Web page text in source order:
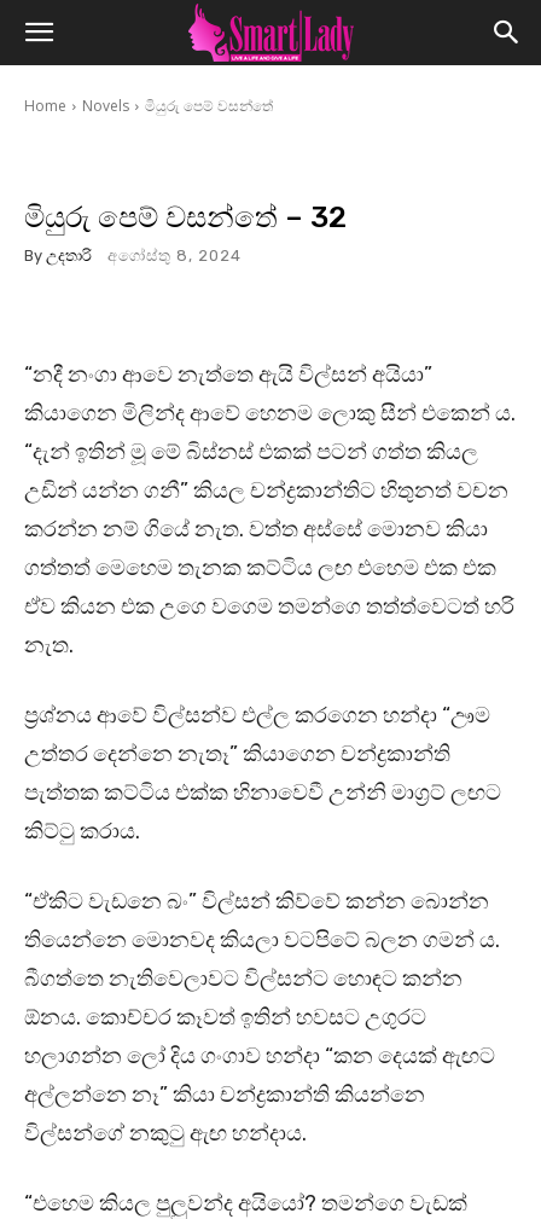
Home Novels මියුරු පෙම් වසන්තේ
මියුරු පෙම් වසන්තේ – 32
By උදතාරි අගෝස්තු 8, 2024
“නදී නංගා ආවෙ නැත්තෙ ඇයි විල්සන් අයියා”
කියාගෙන මිලින්ද ආවේ හෙනම ලොකු සීන් එකෙන් ය.
“දැන් ඉතින් මූ මේ බිස්නස් එකක් පටන් ගත්ත කියල
උඩින් යන්න ගනී” කියල චන්ද්‍රකාන්තිට හිතුනත් වචන
කරන්න නම් ගියේ නැත. වත්ත අස්සේ මොනව කියා
ගත්තත් මෙහෙම තැනක කට්ටිය ලඟ එහෙම එක එක
ඒව කියන එක උගෙ වගෙම තමන්ගෙ තත්ත්වෙටත් හරි
නැත.
ප්‍රශ්නය ආවේ විල්සන්ව එල්ල කරගෙන හන්දා “ඌම
උත්තර දෙන්නෙ නැතෑ” කියාගෙන චන්ද්‍රකාන්ති
පැත්තක කට්ටිය එක්ක හිනාවෙවී උන්නි මාග්‍රට් ලඟට
කිට්ටු කරාය.
“ඒකිට වැඩනෙ බං” විල්සන් කිව්වේ කන්න බොන්න
තියෙන්නෙ මොනවද කියලා වටපිටේ බලන ගමන්‍ ය.
බීගත්තෙ නැතිවෙලාවට විල්සන්ට හොඳට කන්න
ඕනය. කොච්චර කෑවත් ඉතින් හවසට උගුරට
හලාගන්න ලෝ දිය ගංගාව හන්දා “කන දෙයක් ඇඟට
අල්ලන්නෙ නෑ” කියා චන්ද්‍රකාන්ති කියන්නෙ
විල්සන්ගේ නකුටු ඇඟ හන්දාය.
“එහෙම කියල පුලුවන්ද අයියෝ? තමන්ගෙ වැඩක්